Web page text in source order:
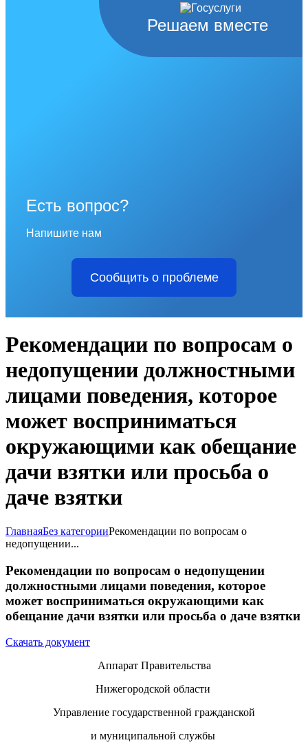
Решаем вместе
Есть вопрос?
Напишите нам
Сообщить о проблеме
Рекомендации по вопросам о
недопущении должностными
лицами поведения, которое
может восприниматься
окружающими как обещание
дачи взятки или просьба о
даче взятки
ГлавнаяБез категорииРекомендации по вопросам о
недопущении...
Рекомендации по вопросам о недопущении
должностными лицами поведения, которое
может восприниматься окружающими как
обещание дачи взятки или просьба о даче взятки
Скачать документ
Аппарат Правительства
Нижегородской области
Управление государственной гражданской
и муниципальной службы